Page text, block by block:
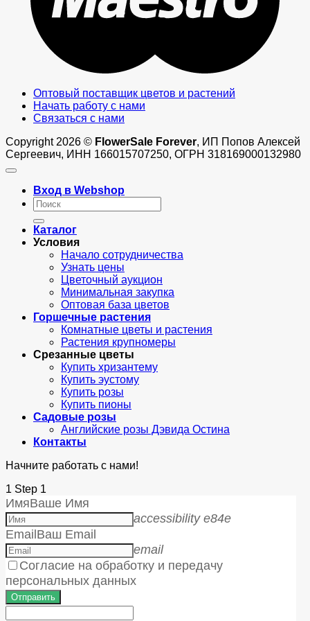
Оптовый поставщик цветов и растений
Начать работу с нами
Связаться с нами
Copyright 2026 © FlowerSale Forever, ИП Попов Алексей
Сергеевич, ИНН 166015707250, ОГРН 318169000132980
Вход в Webshop
Искать:
Каталог
Условия
Начало сотрудничества
Узнать цены
Цветочный аукцион
Минимальная закупка
Оптовая база цветов
Горшечные растения
Комнатные цветы и растения
Растения крупномеры
Срезанные цветы
Купить хризантему
Купить эустому
Купить розы
Купить пионы
Садовые розы
Английские розы Дэвида Остина
Контакты
Начните работать с нами!
1 Step 1
ИмяВаше Имя
accessibility e84e
EmailВаш Email
email
Согласие на обработку и передачу
персональных данных
Отправить